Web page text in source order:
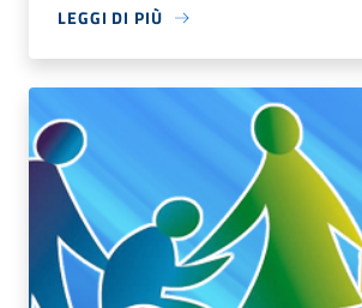
LEGGI DI PIÙ